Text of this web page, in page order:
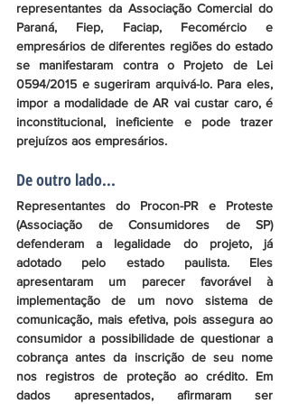
representantes da Associação Comercial do
Paraná, Fiep, Faciap, Fecomércio e
empresários de diferentes regiões do estado
se manifestaram contra o Projeto de Lei
0594/2015 e sugeriram arquivá-lo. Para eles,
impor a modalidade de AR vai custar caro, é
inconstitucional, ineficiente e pode trazer
prejuízos aos empresários.
De outro lado...
Representantes do Procon-PR e Proteste
(Associação de Consumidores de SP)
defenderam a legalidade do projeto, já
adotado pelo estado paulista. Eles
apresentaram um parecer favorável à
implementação de um novo sistema de
comunicação, mais efetiva, pois assegura ao
consumidor a possibilidade de questionar a
cobrança antes da inscrição de seu nome
nos registros de proteção ao crédito. Em
dados apresentados, afirmaram ser